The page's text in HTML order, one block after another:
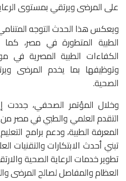
على المرضى ويرتقي بمستوى
ويعكس هذا الحدث التوجه
الطبية المتطورة في مصر، كما
الكفاءات الطبية المصرية في
وتوظيفها بما يخدم المرضى
الصحية.
وخلال المؤتمر الصحفي، جددت
التقدم العلمي والطبي في مصر
المعرفة الطبية، ودعم برامج
تبني أحدث الابتكارات والتقنيات
تطوير خدمات الرعاية الصحية
العظام والمفاصل لصالح المرضى